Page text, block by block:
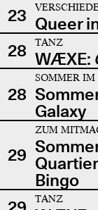
23 Queer
28
TANZ
WÆXE:
28
SOMMER IM
Galaxy
29
ZUM
Bingo
TANZ